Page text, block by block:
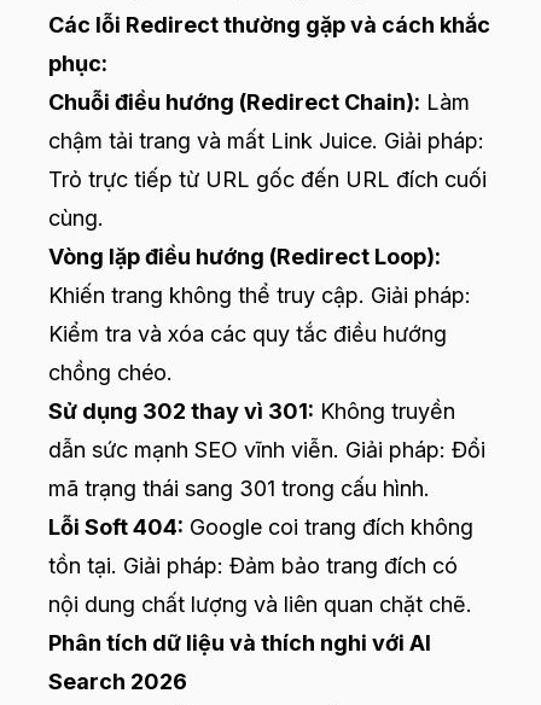
Các lỗi Redirect thường gặp và cách khắc
phục:
Chuỗi điều hướng (Redirect Chain): Làm
chậm tải trang và mất Link Juice. Giải pháp:
Trỏ trực tiếp từ URL gốc đến URL đích cuối
cùng.
Vòng lặp điều hướng (Redirect Loop):
Khiến trang không thể truy cập. Giải pháp:
Kiểm tra và xóa các quy tắc điều hướng
chồng chéo.
Sử dụng 302 thay vì 301: Không truyền
dẫn sức mạnh SEO vĩnh viễn. Giải pháp: Đổi
mã trạng thái sang 301 trong cấu hình.
Lỗi Soft 404: Google coi trang đích không
tồn tại. Giải pháp: Đảm bảo trang đích có
nội dung chất lượng và liên quan chặt chẽ.
Phân tích dữ liệu và thích nghi với AI
Search 2026